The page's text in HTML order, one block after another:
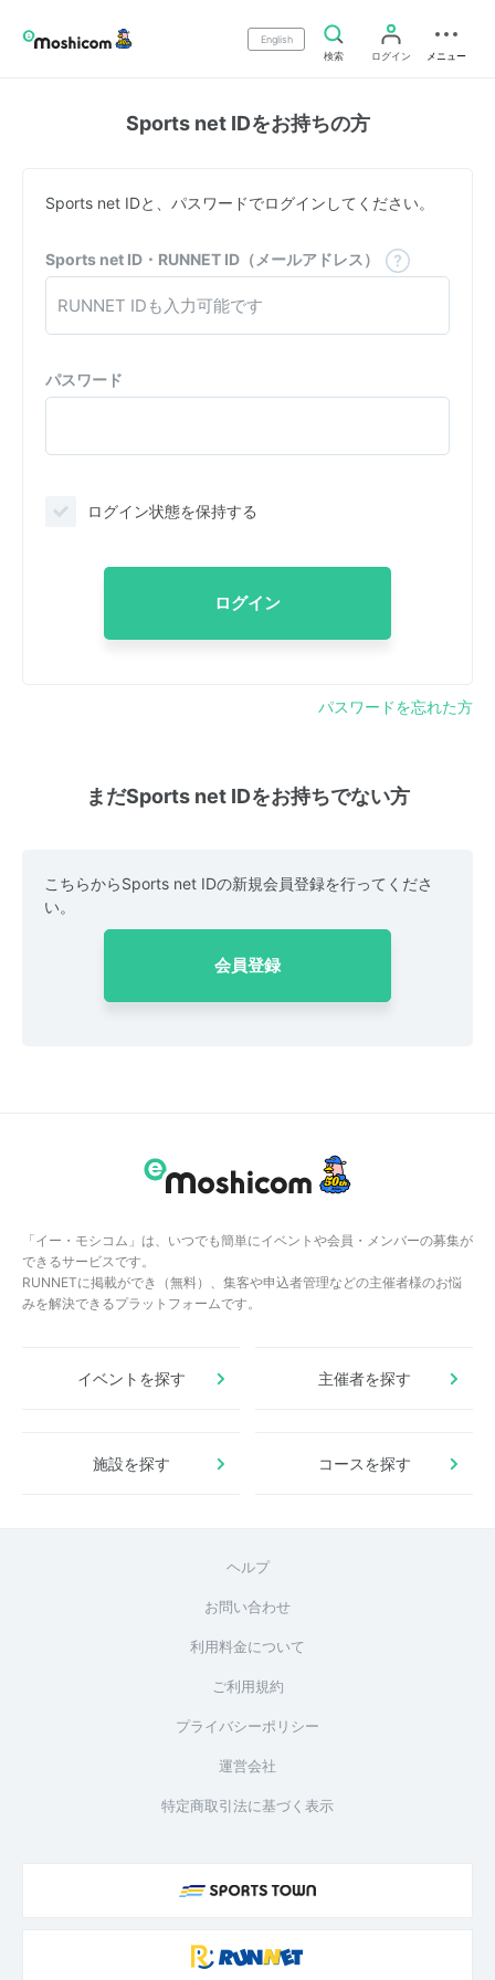
English
検索
ログイン メニュー
Sports net IDをお持ちの方
Sports net IDと、パスワードでログインしてください。
Sports net ID・RUNNET ID（メールアドレス）
パスワード
ログイン状態を保持する
ログイン
パスワードを忘れた方
まだSports net IDをお持ちでない方
こちらからSports net IDの新規会員登録を行ってくださ
い。
会員登録
「イー・モシコム」は、いつでも簡単にイベントや会員・メンバーの募集が
できるサービスです。
RUNNETに掲載ができ（無料）、集客や申込者管理などの主催者様のお悩
みを解決できるプラットフォームです。
イベントを探す 主催者を探す
施設を探す コースを探す
ヘルプ
お問い合わせ
利用料金について
ご利用規約
プライバシーポリシー
運営会社
特定商取引法に基づく表示